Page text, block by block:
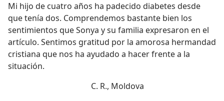
Mi hijo de cuatro años ha padecido diabetes desde
que tenía dos. Comprendemos bastante bien los
sentimientos que Sonya y su familia expresaron en el
artículo. Sentimos gratitud por la amorosa hermandad
cristiana que nos ha ayudado a hacer frente a la
situación.
C. R., Moldova